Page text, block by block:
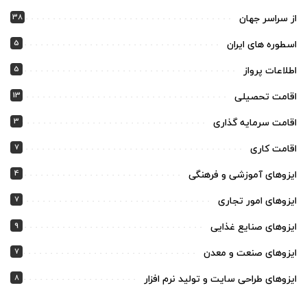
از سراسر جهان 38
اسطوره های ایران 5
اطلاعات پرواز 5
اقامت تحصیلی 13
اقامت سرمایه گذاری 3
اقامت کاری 7
ایزوهای آموزشی و فرهنگی 4
ایزوهای امور تجاری 7
ایزوهای صنایع غذایی 9
ایزوهای صنعت و معدن 7
ایزوهای طراحی سایت و تولید نرم افزار 8